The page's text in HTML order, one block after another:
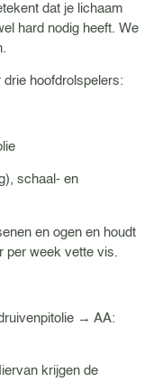
dat je lichaam
hard nodig heeft. We
drie hoofdrolspelers:
schaal- en
en ogen en houdt
per week vette vis.
→ AA:
krijgen de